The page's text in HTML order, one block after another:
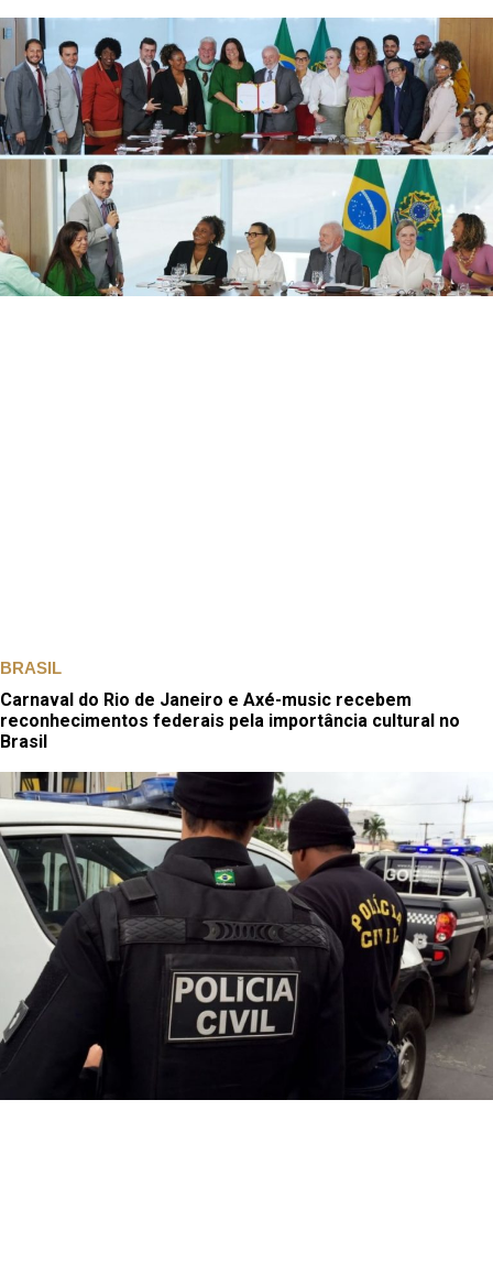
BRASIL
Carnaval do Rio de Janeiro e Axé-music recebem
reconhecimentos federais pela importância cultural no
Brasil